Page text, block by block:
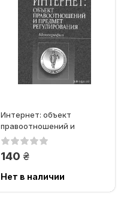
Интернет: объект
правоотношений и
предмет регулирования
140 грн.
Нет в наличии